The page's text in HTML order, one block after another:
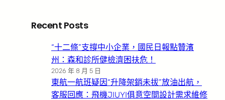
Recent Posts
“十二條”支撐中小企業，國民日報點贊濱
州：森和診所健檢濟困扶危！
2026 年 8 月 5 日
東航一航班疑因“升降架銷未拔”放油出航，
客服回應：飛機JIUYI俱意空間設計需求維修